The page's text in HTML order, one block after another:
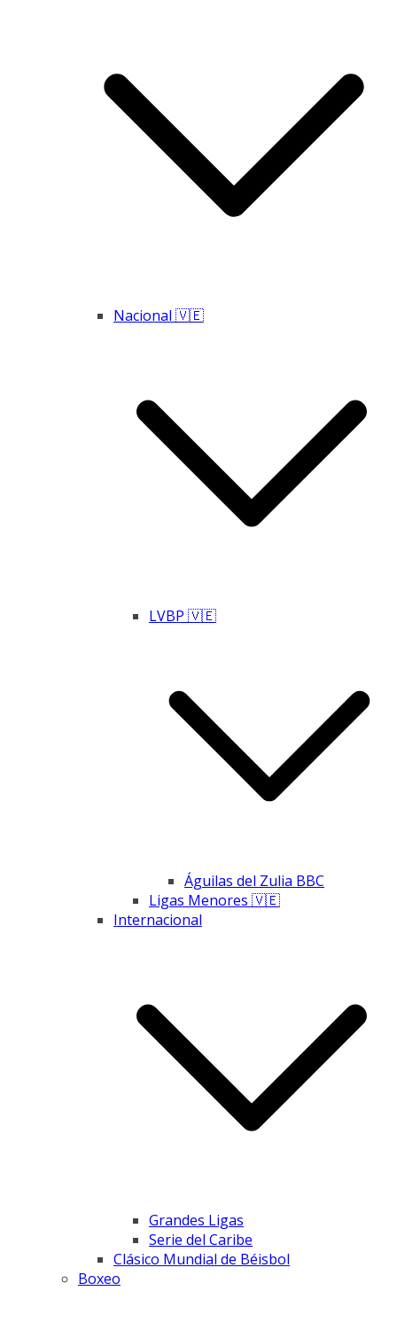
Nacional 🇻🇪
LVBP 🇻🇪
Águilas del Zulia BBC
Ligas Menores 🇻🇪
Internacional
Grandes Ligas
Serie del Caribe
Clásico Mundial de Béisbol
Boxeo